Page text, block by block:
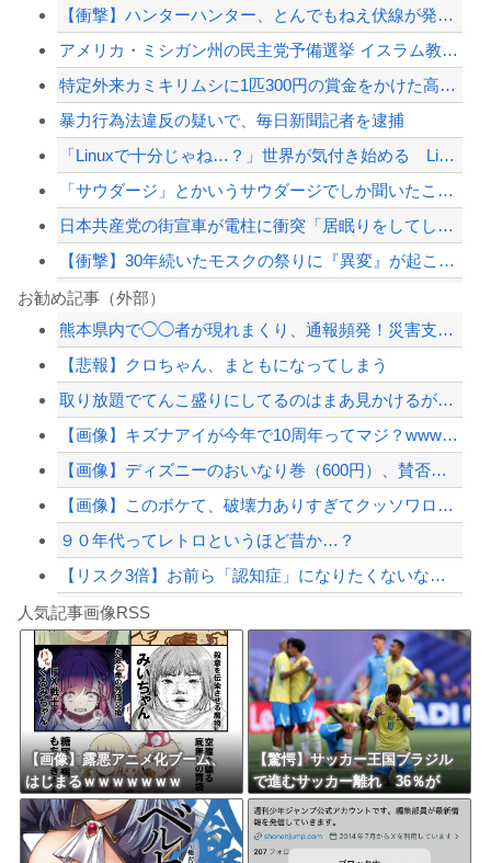
【衝撃】ハンターハンター、とんでもねえ伏線が発掘される。クルタ族の虐殺犯人がツェ...
アメリカ・ミシガン州の民主党予備選挙 イスラム教徒の“急進左派”候補が勝利確実に...
特定外来カミキリムシに1匹300円の賞金をかけた高崎市、初日に1170匹持ち込ま...
暴力行為法違反の疑いで、毎日新聞記者を逮捕
「Linuxで十分じゃね…？」世界が気付き始める Linuxの市場シェアが初めて...
「サウダージ」とかいうサウダージでしか聞いたことない言葉ｗｗｗｗｗｗｗｗ
日本共産党の街宣車が電柱に衝突「居眠りをしてしまった」同乗していた県議を含め男女...
【衝撃】30年続いたモスクの祭りに『異変』が起こる・・・・・
【悲報】 コロナワクチン打たなかった結果・・・・
暴力行為法違反の疑いで、毎日新聞記者を逮捕
【悲報】嫁に15年間嘘つかれてて心が壊れてるから相手してくれ
【配信者】「金バエ」のSNS更新が1週間途絶え、様々な憶測が飛び交う。1週間ぶり...
【緊急速報】NYで警官が黒人男性の首を絞め、暴動第二波不可避へ
Powered by livedoor 相互RSS
お勧め記事（外部）
熊本県内で◯◯者が現れまくり、通報頻発！災害支援にも悪影響が及んでしまう…
【悲報】クロちゃん、まともになってしまう
取り放題でてんこ盛りにしてるのはまあ見かけるが持ち帰りはなしでしょう、、、
【画像】キズナアイが今年で10周年ってマジ？wwwwwwwwwwwwwwwww
【画像】ディズニーのおいなり巻（600円）、賛否両論ｗｗｗｗｗｗｗｗｗ
【画像】このボケて、破壊力ありすぎてクッソワロタｗｗｗｗｗｗｗｗｗ
９０年代ってレトロというほど昔か…？
【リスク3倍】お前ら「認知症」になりたくないなら酒をやめろ
白石「あ、あきら様……？」あきら「……白石」
8/4のニュース
日本旅行キャンセルすべきか…1万年ぶり史上最大級の火山の兆し＝韓国の反応
更新中止のお知らせ
海外「おめでとうタキ！」リヴァプール南野がバースデーゴール！！
人気記事画像RSS
【画像】露悪アニメ化ブーム、
はじまるｗｗｗｗｗｗｗ
【驚愕】サッカー王国ブラジル
で進むサッカー離れ 36％が
「関心なし」